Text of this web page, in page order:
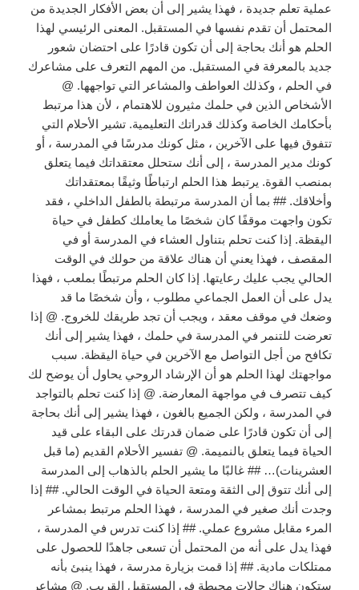
عملية تعلم جديدة ، فهذا يشير إلى أن بعض الأفكار الجديدة من
المحتمل أن تقدم نفسها في المستقبل. المعنى الرئيسي لهذا
الحلم هو أنك بحاجة إلى أن تكون قادرًا على احتضان شعور
جديد بالمعرفة في المستقبل. من المهم التعرف على مشاعرك
في الحلم ، وكذلك العواطف والمشاعر التي تواجهها. @
الأشخاص الذين في حلمك مثيرون للاهتمام ، لأن هذا مرتبط
بأحكامك الخاصة وكذلك قدراتك التعليمية. تشير الأحلام التي
تتفوق فيها على الآخرين ، مثل كونك مدرسًا في المدرسة ، أو
كونك مدير المدرسة ، إلى أنك ستحلل معتقداتك فيما يتعلق
بمنصب القوة. يرتبط هذا الحلم ارتباطًا وثيقًا بمعتقداتك
وأخلاقك. ## بما أن المدرسة مرتبطة بالطفل الداخلي ، فقد
تكون واجهت موقفًا كان شخصًا ما يعاملك كطفل في حياة
اليقظة. إذا كنت تحلم بتناول العشاء في المدرسة أو في
المقصف ، فهذا يعني أن هناك علاقة من حولك في الوقت
الحالي يجب عليك رعايتها. إذا كان الحلم مرتبطًا بملعب ، فهذا
يدل على أن العمل الجماعي مطلوب ، وأن شخصًا ما قد
وضعك في موقف معقد ، ويجب أن تجد طريقك للخروج. @ إذا
تعرضت للتنمر في المدرسة في حلمك ، فهذا يشير إلى أنك
تكافح من أجل التواصل مع الآخرين في حياة اليقظة. سبب
مواجهتك لهذا الحلم هو أن الإرشاد الروحي يحاول أن يوضح لك
كيف تتصرف في مواجهة المعارضة. @ إذا كنت تحلم بالتواجد
في المدرسة ، ولكن الجميع بالغون ، فهذا يشير إلى أنك بحاجة
إلى أن تكون قادرًا على ضمان قدرتك على البقاء على قيد
الحياة فيما يتعلق بالنميمة. @ تفسير الأحلام القديم (ما قبل
العشرينات)… ## غالبًا ما يشير الحلم بالذهاب إلى المدرسة
إلى أنك تتوق إلى الثقة ومتعة الحياة في الوقت الحالي. ## إذا
وجدت أنك صغير في المدرسة ، فهذا الحلم مرتبط بمشاعر
المرء مقابل مشروع عملي. ## إذا كنت تدرس في المدرسة ،
فهذا يدل على أنه من المحتمل أن تسعى جاهدًا للحصول على
ممتلكات مادية. ## إذا قمت بزيارة مدرسة ، فهذا ينبئ بأنه
ستكون هناك حالات محبطة في المستقبل القريب. @ مشاعر